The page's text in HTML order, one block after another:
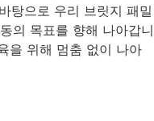
탕으로 우리 브릿지 패밀
의 목표를 향해 나아갑니
을 위해 멈춤 없이 나아